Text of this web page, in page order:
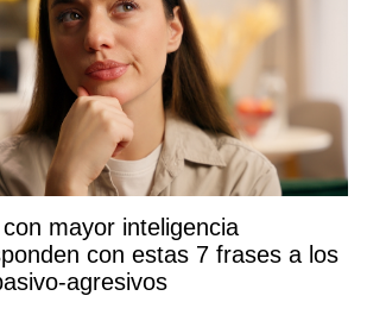
mayor inteligencia
con estas 7 frases a los
agresivos